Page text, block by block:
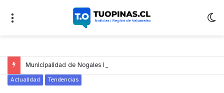
Actualidad Tendencias